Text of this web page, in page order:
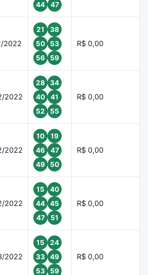
44
47
2022
21
38
50
53
56
59
R$ 0,00
2022
28
34
40
41
52
55
R$ 0,00
2022
10
19
46
47
49
50
R$ 0,00
2022
15
40
44
45
47
51
R$ 0,00
2022
15
24
33
49
53
59
R$ 0,00